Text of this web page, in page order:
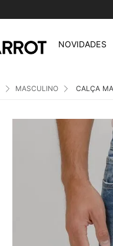
NOVIDADES
MASCULINO CALÇA